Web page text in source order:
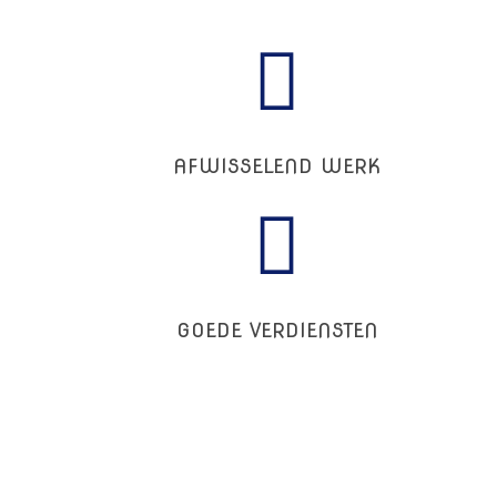
AFWISSELEND WERK
GOEDE VERDIENSTEN